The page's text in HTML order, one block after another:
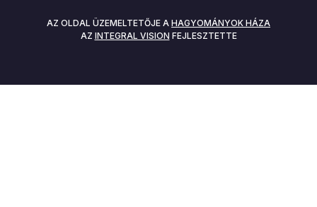
AZ OLDAL ÜZEMELTETŐJE A HAGYOMÁNYOK HÁZA
AZ INTEGRAL VISION FEJLESZTETTE